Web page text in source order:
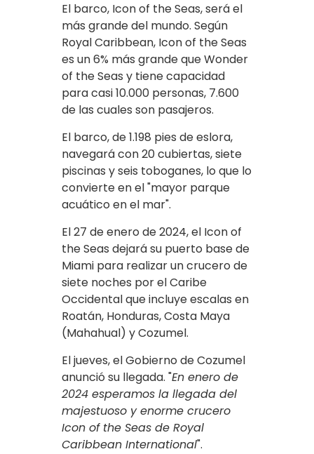
El barco, Icon of the Seas, será el
más grande del mundo. Según
Royal Caribbean, Icon of the Seas
es un 6% más grande que Wonder
of the Seas y tiene capacidad
para casi 10.000 personas, 7.600
de las cuales son pasajeros.
El barco, de 1.198 pies de eslora,
navegará con 20 cubiertas, siete
piscinas y seis toboganes, lo que lo
convierte en el "mayor parque
acuático en el mar".
El 27 de enero de 2024, el Icon of
the Seas dejará su puerto base de
Miami para realizar un crucero de
siete noches por el Caribe
Occidental que incluye escalas en
Roatán, Honduras, Costa Maya
(Mahahual) y Cozumel.
El jueves, el Gobierno de Cozumel
anunció su llegada. "En enero de
2024 esperamos la llegada del
majestuoso y enorme crucero
Icon of the Seas de Royal
Caribbean International".